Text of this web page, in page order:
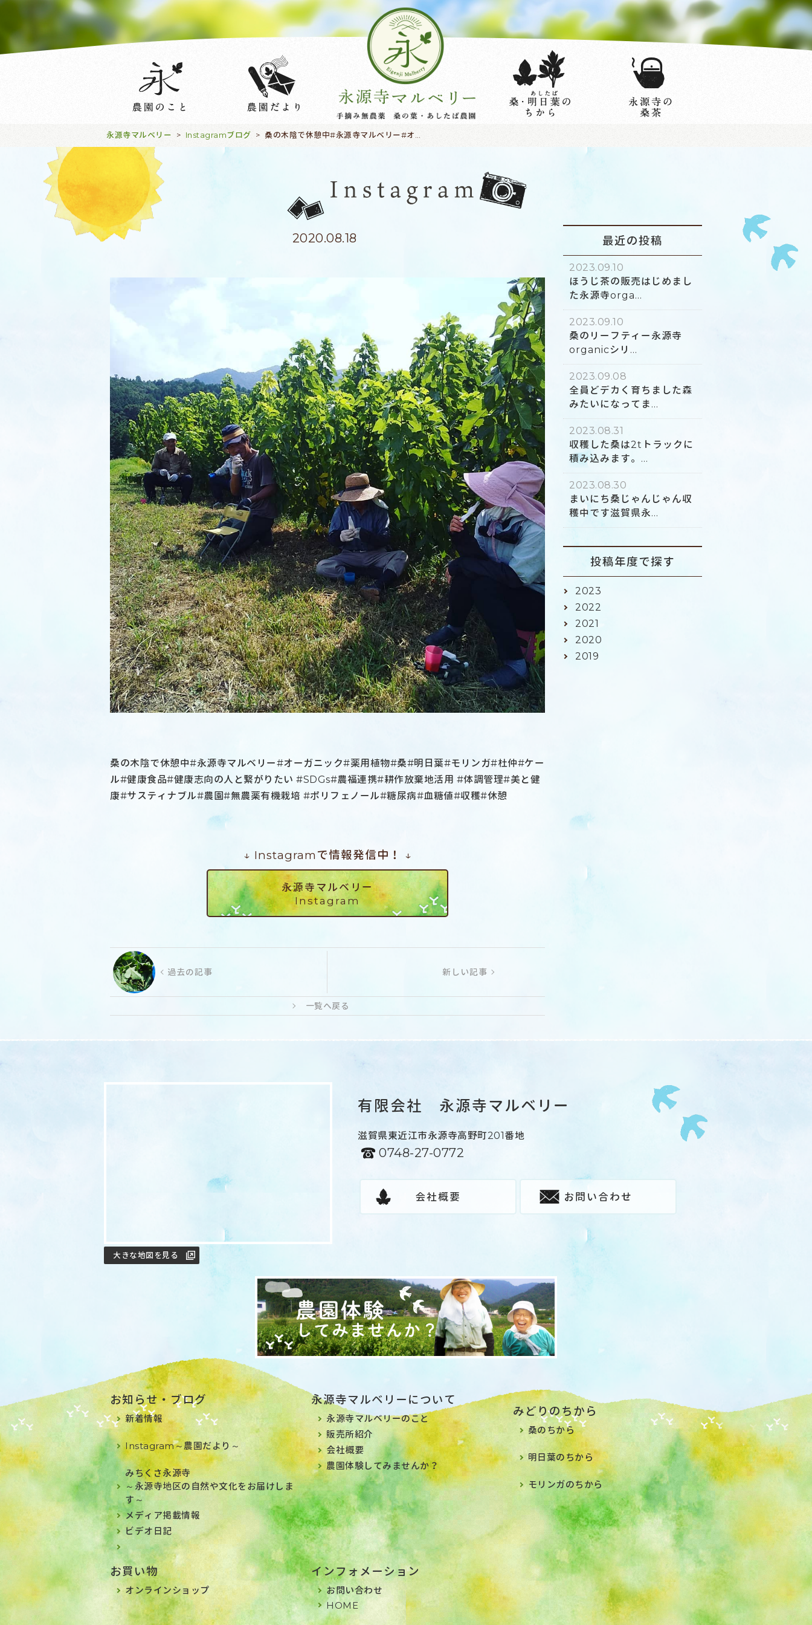
永源寺マルベリー > Instagramブログ >
2020.08.18
桑の木陰で休憩中#永源寺マルベリー#オーガニック#薬用植物#桑#明日葉#モリンガ#杜仲#ケー
ル#健康食品#健康志向の人と繋がりたい #SDGs#農福連携#耕作放棄地活用 #体調管理#美と健
康#サスティナブル#農園#無農薬有機栽培 #ポリフェノール#糖尿病#血糖値#収穫#休憩
↓ Instagramで情報発信中！ ↓
永源寺マルベリー
Instagram
過去の記事 新しい記事
一覧へ戻る
最近の投稿
2023.09.10
ほうじ茶の販売はじめまし
た永源寺orga...
2023.09.10
桑のリーフティー永源寺
organicシリ...
2023.09.08
全員どデカく育ちました森
みたいになってま...
2023.08.31
収穫した桑は2tトラックに
積み込みます。...
2023.08.30
まいにち桑じゃんじゃん収
穫中です滋賀県永...
投稿年度で探す
2023
2022
2021
2020
2019
大きな地図を見る
有限会社 永源寺マルベリー
滋賀県東近江市永源寺高野町201番地
0748-27-0772
会社概要 お問い合わせ
お知らせ・ブログ
新着情報
Instagram～農園だより～
みちくさ永源寺
～永源寺地区の自然や文化をお届けしま
す～
メディア掲載情報
ビデオ日記
永源寺マルベリーについて
永源寺マルベリーのこと
販売所紹介
会社概要
農園体験してみませんか？
みどりのちから
桑のちから
明日葉のちから
モリンガのちから
お買い物
オンラインショップ
インフォメーション
お問い合わせ
HOME